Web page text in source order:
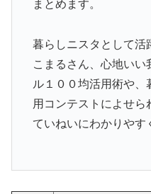
まとめます。
暮らしニスタとして活
こまるさん、心地い
ル１００均活用術や
用コンテストによせ
ていねいにわかりやす